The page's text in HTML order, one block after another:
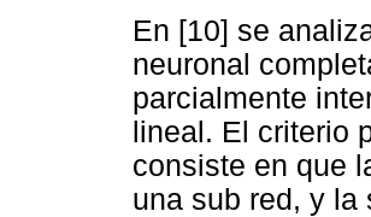
En [10] se
neuronal
parcialmente
lineal. El criterio
consiste en que
una sub red, y la